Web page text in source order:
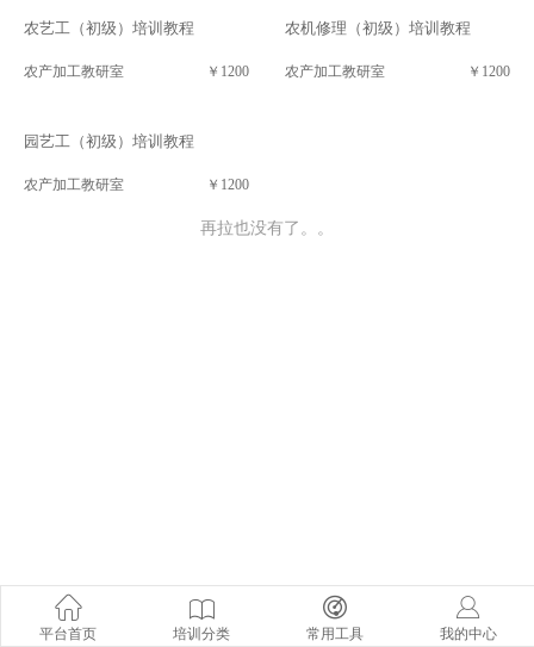
农艺工（初级）培训教程
农产加工教研室 ￥1200
农机修理（初级）培训教程
农产加工教研室 ￥1200
园艺工（初级）培训教程
农产加工教研室 ￥1200
再拉也没有了。。
平台首页 培训分类 常用工具 我的中心